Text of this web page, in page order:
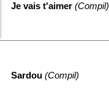
Je vais t'aimer (Compil)
Sardou (Compil)